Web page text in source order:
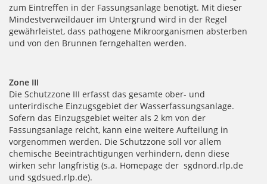
zum Eintreffen in der Fassungsanlage benötigt. Mit dieser
Mindestverweildauer im Untergrund wird in der Regel
gewährleistet, dass pathogene Mikroorganismen absterben
und von den Brunnen ferngehalten werden.
Zone III
Die Schutzzone III erfasst das gesamte ober- und
unterirdische Einzugsgebiet der Wasserfassungsanlage.
Sofern das Einzugsgebiet weiter als 2 km von der
Fassungsanlage reicht, kann eine weitere Aufteilung in
vorgenommen werden. Die Schutzzone soll vor allem
chemische Beeinträchtigungen verhindern, denn diese
wirken sehr langfristig (s.a. Homepage der sgdnord.rlp.de
und sgdsued.rlp.de).